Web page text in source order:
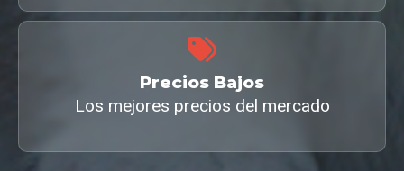
Precios Bajos
Los mejores precios del mercado